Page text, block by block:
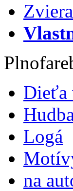
Dieťa
Logá
na